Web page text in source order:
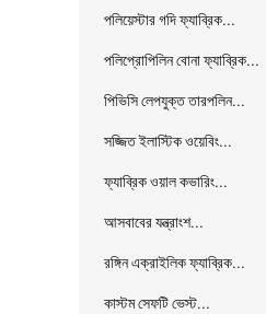
পলিয়েস্টার গদি ফ্যাব্রিক...
পলিপ্রোপিলিন বোনা ফ্যাব্রিক...
পিভিসি লেপযুক্ত তারপলিন...
সজ্জিত ইলাস্টিক ওয়েবিং...
ফ্যাব্রিক ওয়াল কভারিং...
আসবাবের যন্ত্রাংশ...
রঙ্গিন এক্রাইলিক ফ্যাব্রিক...
কাস্টম সেফটি ভেস্ট...